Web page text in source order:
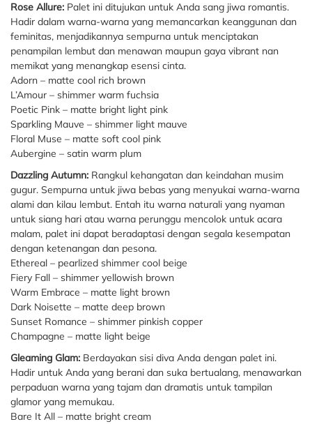
Rose Allure: Palet ini ditujukan untuk Anda sang jiwa romantis.
Hadir dalam warna-warna yang memancarkan keanggunan dan
feminitas, menjadikannya sempurna untuk menciptakan
penampilan lembut dan menawan maupun gaya vibrant nan
memikat yang menangkap esensi cinta.
Adorn – matte cool rich brown
L’Amour – shimmer warm fuchsia
Poetic Pink – matte bright light pink
Sparkling Mauve – shimmer light mauve
Floral Muse – matte soft cool pink
Aubergine – satin warm plum
Dazzling Autumn: Rangkul kehangatan dan keindahan musim
gugur. Sempurna untuk jiwa bebas yang menyukai warna-warna
alami dan kilau lembut. Entah itu warna naturali yang nyaman
untuk siang hari atau warna perunggu mencolok untuk acara
malam, palet ini dapat beradaptasi dengan segala kesempatan
dengan ketenangan dan pesona.
Ethereal – pearlized shimmer cool beige
Fiery Fall – shimmer yellowish brown
Warm Embrace – matte light brown
Dark Noisette – matte deep brown
Sunset Romance – shimmer pinkish copper
Champagne – matte light beige
Gleaming Glam: Berdayakan sisi diva Anda dengan palet ini.
Hadir untuk Anda yang berani dan suka bertualang, menawarkan
perpaduan warna yang tajam dan dramatis untuk tampilan
glamor yang memukau.
Bare It All – matte bright cream